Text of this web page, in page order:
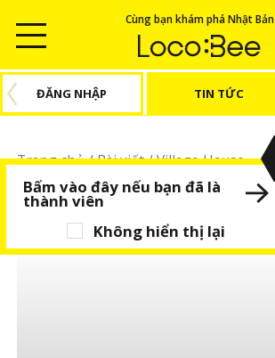
Cùng bạn khám phá Nhật Bản
ĐĂNG NHẬP TIN TỨC
Trang chủ/Bài viết/Village House
Village House
Không hiển thị lại
Bấm vào đây nếu bạn đã là
thành viên